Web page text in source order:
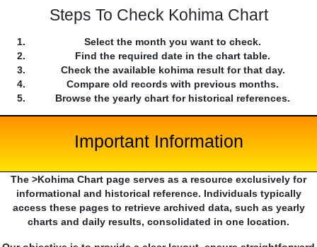
Steps To Check Kohima Chart
Select the month you want to check.
Find the required date in the chart table.
Check the available kohima result for that day.
Compare old records with previous months.
Browse the yearly chart for historical references.
Important Information
The >Kohima Chart page serves as a resource exclusively for
informational and historical reference. Individuals typically
access these pages to retrieve archived data, such as yearly
charts and daily results, consolidated in one location.